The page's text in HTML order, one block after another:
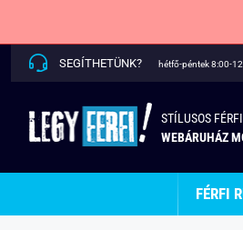
SEGÍTHETÜNK? hétfő-péntek 8:00-
STÍLUSOS
WEBÁRUHÁZ
FÉRFI